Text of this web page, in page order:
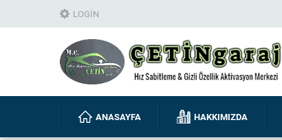
LOGIN
ANASAYFA HAKKIMIZDA